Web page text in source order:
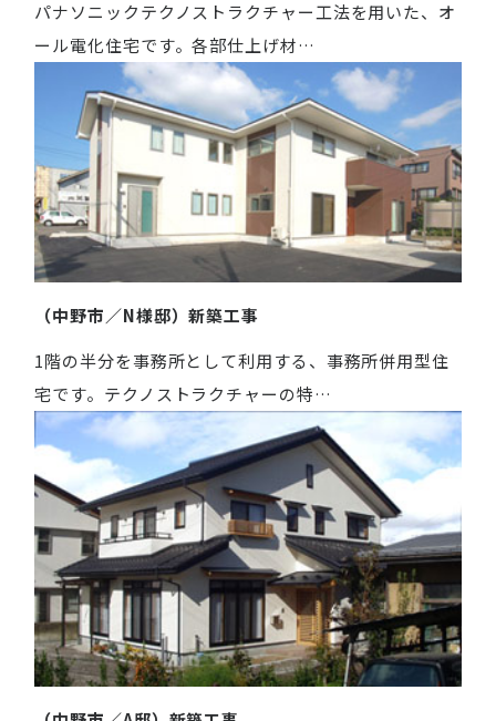
パナソニックテクノストラクチャー工法を用いた、オ
ール電化住宅です。各部仕上げ材…
（中野市／N様邸）新築工事
1階の半分を事務所として利用する、事務所併用型住
宅です。テクノストラクチャーの特…